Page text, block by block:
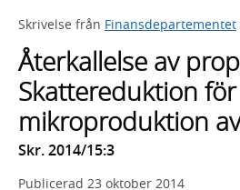
framträder
en
lista
med
sökförslag
Skrivelse från Finansdepartementet
Återkallelse av
Skattereduktion för
mikroproduktion
Skr. 2014/15:3
Publicerad 23 oktober 2014